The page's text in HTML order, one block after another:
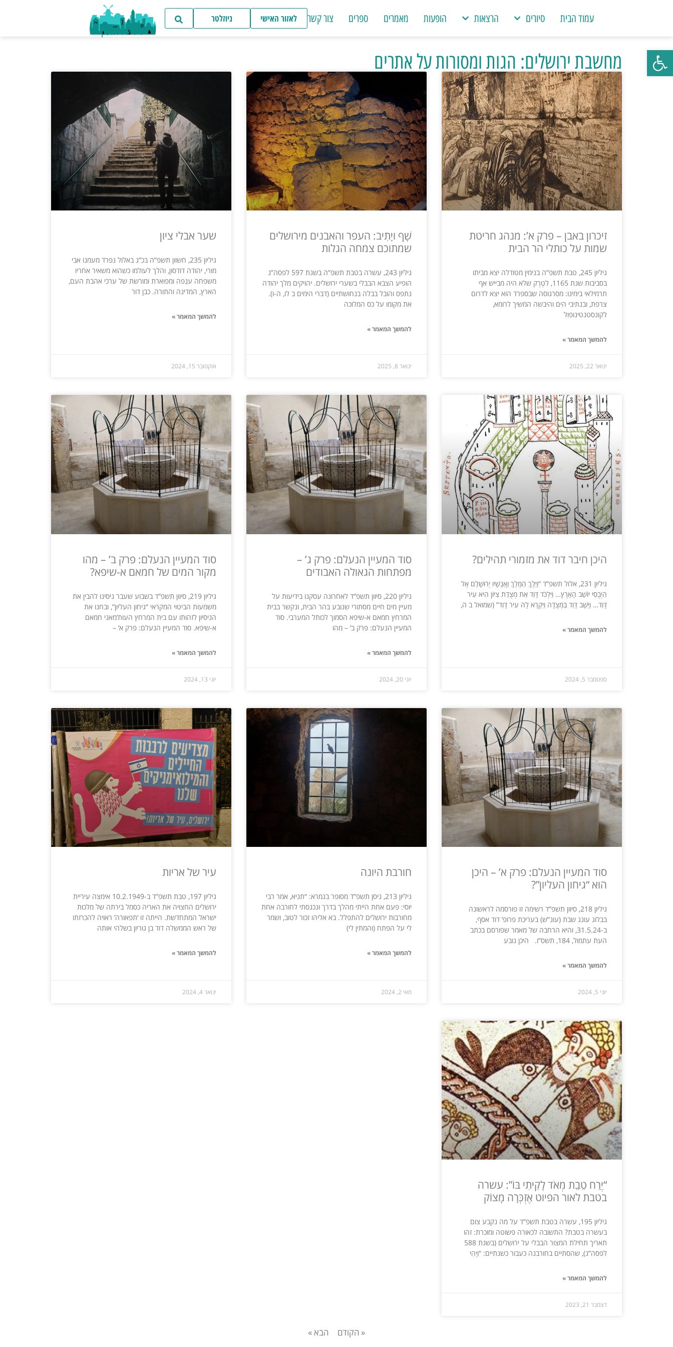
פתח סרגל נגישות
עמוד הבית סיורים הרצאות הופעות מאמרים ספרים צור קשר לאזור האישי ניוזלטר
ד"ר איל דודסון
מחשבת ירושלים: הגות ומסורות על אתרים
זיכרון באבן – פרק א’: מנהג חריטת
שמות על כותלי הר הבית
גיליון 245, טבת תשפ”ה בנימין מטודלה יצא מביתו
בסביבות שנת 1165, לטְרֶק שלא היה מבייש אף
תרמילאי בימינו: מסרגוסה שבספרד הוא יצא לדרום
צרפת, ובנתיבי הים והיבשה המשיך לרומא,
לקונסטנטינופול
להמשך המאמר »
ינואר 22, 2025
שָׁף ויָתִיב: העפר והאבנים מירושלים
שמתוכם צמחה הגלות
גיליון 243, עשרה בטבת תשפ”ה בשנת 597 לפסה”נ
הופיע הצבא הבבלי בשערי ירושלים. יהויקים מלך יהודה
נתפס והובל בבלה בנחושתיים (דברי הימים ב לו, ה-ו).
את מקומו על כס המלוכה
להמשך המאמר »
ינואר 8, 2025
שער אבלי ציון
גיליון 235, חשוון תשפ”ה בכ”ג באלול נפרד מעמנו אבי
מורי, יהודה דודסון, והלך לעולמו כשהוא משאיר אחריו
משפחה ענֵפה ומפוארת ומורשת של ערכי אהבת העם,
הארץ, המדינה והתורה. כבן דור
להמשך המאמר »
אוקטובר 15, 2024
היכן חיבר דוד את מזמורי תהילים?
גיליון 231, אלול תשפ”ד “וַיֵּלֶךְ הַמֶּלֶךְ וַאֲנָשָׁיו יְרוּשָׁלִַם אֶל
הַיְבֻסִי יוֹשֵׁב הָאָרֶץ… וַיִּלְכֹּד דָּוִד אֵת מְצֻדַת צִיּוֹן הִיא עִיר
דָּוִד… וַיֵּשֶׁב דָּוִד בַּמְּצֻדָה וַיִּקְרָא לָהּ עִיר דָּוִד” (שמואל ב ה,
להמשך המאמר »
ספטמבר 5, 2024
סוד המעיין הנעלם: פרק ג’ –
מפתחות הגאולה האבודים
גיליון 220, סיוון תשפ”ד לאחרונה עסקנו בידיעות על
מעיין מים חיים מסתורי שנובע בהר הבית, ונקשר בבית
המרחץ חמאם א-שיפא הסמוך לכותל המערבי. סוד
המעיין הנעלם: פרק ב’ – מהו
להמשך המאמר »
יוני 20, 2024
סוד המעיין הנעלם: פרק ב’ – מהו
מקור המים של חמאם א-שיפא?
גיליון 219, סיוון תשפ”ד בשבוע שעבר ניסינו להבין את
משמעות הביטוי המקראי “גיחון העליון”, ובחנו את
הניסיון לזהותו עם בית המרחץ העות’מאני חמאם
א-שיפא. סוד המעיין הנעלם: פרק א’ –
להמשך המאמר »
יוני 13, 2024
סוד המעיין הנעלם: פרק א’ – היכן
הוא “גיחון העליון”?
גיליון 218, סיוון תשפ”ד רשימה זו פורסמה לראשונה
בבלוג עונג שבת (עונ”ש) בעריכת פרופ’ דוד אסף,
ב-31.5.24, והיא הרחבה של מאמר שפורסם בכתב
העת עתמול, 184, תשס”ו. היכן נובע
להמשך המאמר »
יוני 5, 2024
חורבת היונה
גיליון 213, ניסן תשפ”ד מסופר בגמרא: “תניא, אמר רבי
יוסי: פעם אחת הייתי מהלך בדרך ונכנסתי לחורבה אחת
מחורבות ירושלים להתפלל. בא אליהו זכור לטוב, ושמר
לי על הפתח (והמתין לי)
להמשך המאמר »
מאי 2, 2024
עיר של אריות
גיליון 197, טבת תשפ”ד ב-10.2.1949 אימצה עיריית
ירושלים החצויה את האריה כסמל בירתה של מלכות
ישראל המתחדשת. הייתה זו ‘תפאורה’ ראויה להכרזתו
של ראש הממשלה דוד בן גוריון בשלהי אותה
להמשך המאמר »
ינואר 4, 2024
“יֶרַח טֵבֵת מְאֹד לָקִיתִי בּוֹ”: עשרה
בטבת לאור הפיוט אֶזְכְּרָה מָצוֹק
גיליון 195, עשרה בטבת תשפ”ד על מה נקבע צום
בעשרה בטבת? התשובה לכאורה פשוטה ומוכרת: זהו
תאריך תחילת המצור הבבלי על ירושלים (בשנת 588
לפסה”נ), שהסתיים בחורבנה כעבור כשנתיים: “וַיְהִי
להמשך המאמר »
דצמבר 21, 2023
« הקודם הבא »